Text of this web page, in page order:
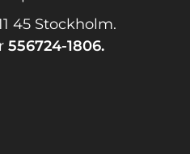
45 Stockholm.
556724-1806.